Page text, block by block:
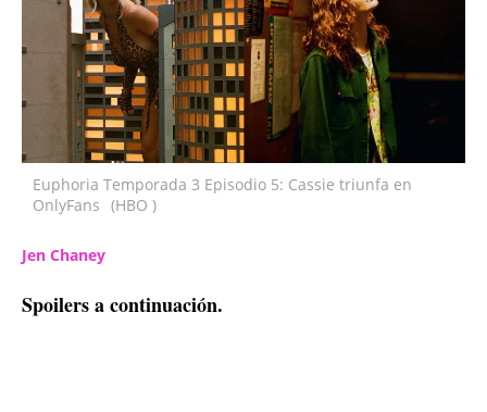
Euphoria Temporada 3 Episodio 5: Cassie triunfa en
OnlyFans (HBO )
Jen Chaney
Spoilers a continuación.